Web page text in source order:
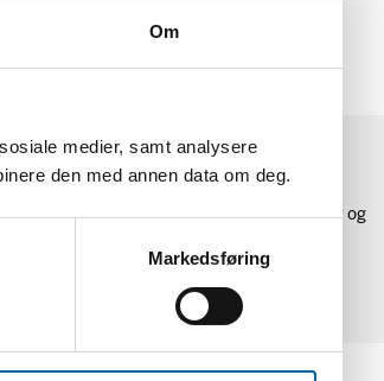
Om
medier, samt analysere
den med annen data om deg.
Markedsføring
Ords nyhetsbrev
tildelinger, søknadsfrister og priser og